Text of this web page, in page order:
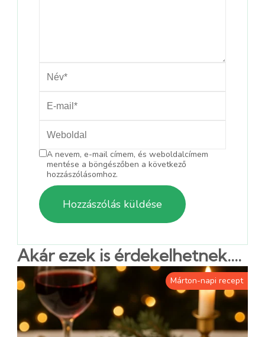
A nevem, e-mail címem, és weboldalcímem
mentése a böngészőben a következő
hozzászólásomhoz.
Akár ezek is érdekelhetnek....
Márton-napi recept